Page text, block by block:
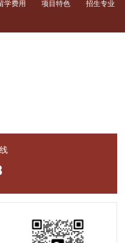
学费用 项目特色 招生专业